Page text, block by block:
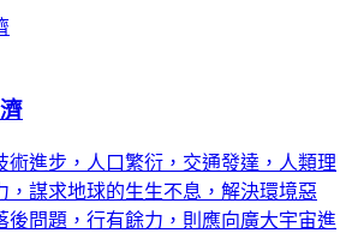
術進步，人口繁衍，交通發達，人類理
，謀求地球的生生不息，解決環境惡
後問題，行有餘力，則應向廣大宇宙進